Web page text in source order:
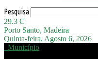
Pesquisa
29.3 C
Porto Santo, Madeira
Quinta-feira, Agosto 6, 2026
Município